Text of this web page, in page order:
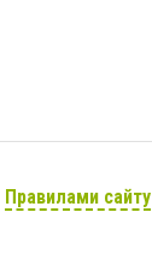
Правилами сайту